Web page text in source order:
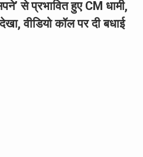
से प्रभावित हुए CM धामी,
वीडियो कॉल पर दी बधाई